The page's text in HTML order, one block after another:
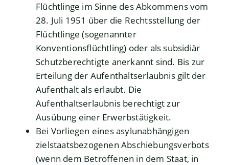
Flüchtlinge im Sinne des Abkommens vom
28. Juli 1951 über die Rechtsstellung der
Flüchtlinge (sogenannter
Konventionsflüchtling) oder als subsidiär
Schutzberechtigte anerkannt sind. Bis zur
Erteilung der Aufenthaltserlaubnis gilt der
Aufenthalt als erlaubt. Die
Aufenthaltserlaubnis berechtigt zur
Ausübung einer Erwerbstätigkeit.
Bei Vorliegen eines asylunabhängigen
zielstaatsbezogenen Abschiebungsverbots
(wenn dem Betroffenen in dem Staat, in